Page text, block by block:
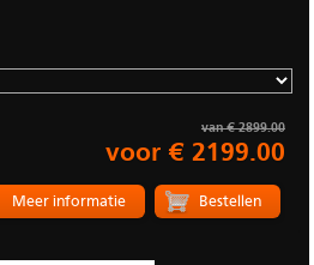
van € 2899.00
voor € 2199.00
Meer informatie